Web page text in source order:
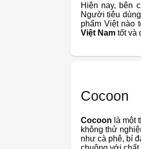
Hiện nay, bên
Người tiêu
phẩm Việt nào
Việt Nam tốt và
Cocoon
Cocoon là một
không thử
như cà phê, bí